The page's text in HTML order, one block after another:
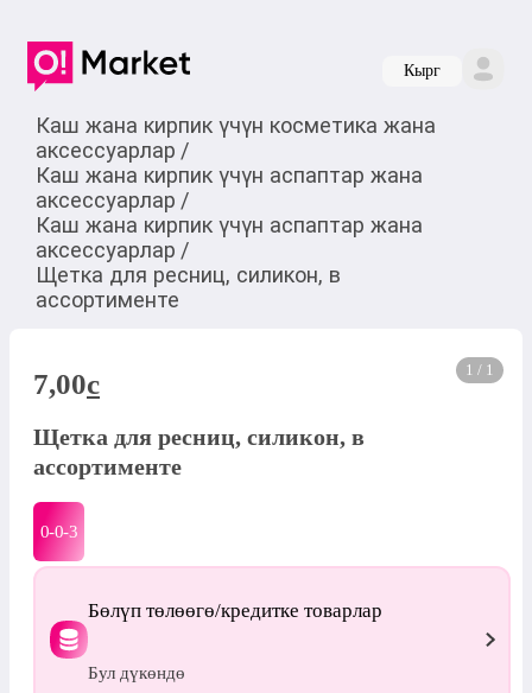
Кырг
Каш жана кирпик үчүн косметика жана
аксессуарлар /
Каш жана кирпик үчүн аспаптар жана
аксессуарлар /
Каш жана кирпик үчүн аспаптар жана
аксессуарлар /
Щетка для ресниц, силикон, в
ассортименте
1 / 1
7,00c
Щетка для ресниц, силикон, в
ассортименте
0-0-3
Бөлүп төлөөгө/кредитке товарлар
Бул дүкөндө